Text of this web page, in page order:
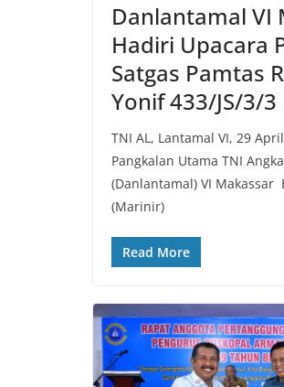
Danlantamal VI
Hadiri Upacara
Satgas Pamtas
Yonif 433/JS/3/
TNI AL, Lantamal VI, 29
Pangkalan Utama TNI
(Danlantamal) VI Makassar
(Marinir)
Read More